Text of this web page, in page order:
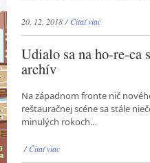
20. 12. 2018 /Čítať viac
Udialo sa na ho-re-ca
archív
Na západnom fronte nič
reštauračnej scéne sa stále
minulých rokoch…
/Čítať viac